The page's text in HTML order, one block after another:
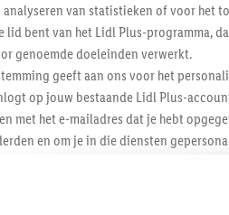
analyseren van statistieken of voor het
lid bent van het Lidl Plus-programma,
genoemde doeleinden verwerkt.
geeft aan ons voor het
op jouw bestaande Lidl Plus-
met het e-mailadres dat je hebt
en om je in die diensten
toestemming geeft, dan kunnen